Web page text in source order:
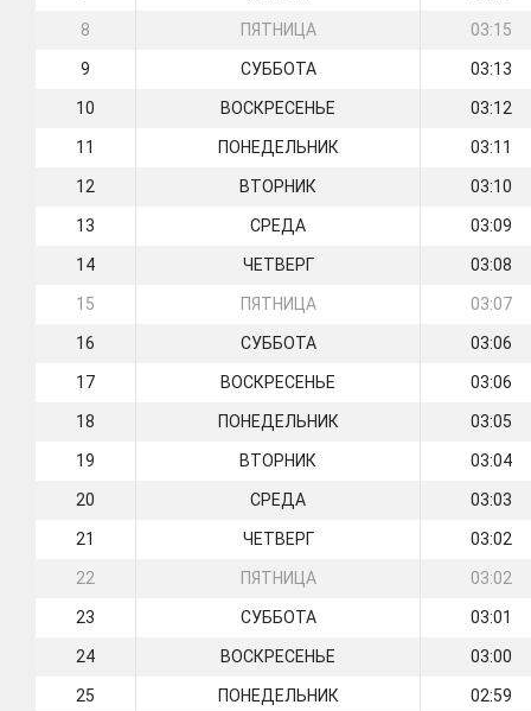
8 ПЯТНИЦА 03:15
9 СУББОТА 03:13
10 ВОСКРЕСЕНЬЕ 03:12
11 ПОНЕДЕЛЬНИК 03:11
12 ВТОРНИК 03:10
13 СРЕДА 03:09
14 ЧЕТВЕРГ 03:08
15 ПЯТНИЦА 03:07
16 СУББОТА 03:06
17 ВОСКРЕСЕНЬЕ 03:06
18 ПОНЕДЕЛЬНИК 03:05
19 ВТОРНИК 03:04
20 СРЕДА 03:03
21 ЧЕТВЕРГ 03:02
22 ПЯТНИЦА 03:02
23 СУББОТА 03:01
24 ВОСКРЕСЕНЬЕ 03:00
25 ПОНЕДЕЛЬНИК 02:59